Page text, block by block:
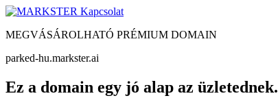
Kapcsolat
MEGVÁSÁROLHATÓ PRÉMIUM DOMAIN
parked-hu.markster.ai
Ez a domain egy jó alap az üzletednek.